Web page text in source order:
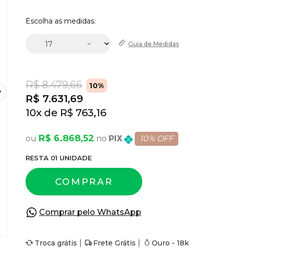
Escolha as medidas:
Guia de Medidas
R$ 8.479,66 10%
R$ 7.631,69
10x R$ 763,16
R$ 6.868,52 PIX 10% OFF
RESTA 01 UNIDADE
COMPRAR
Comprar pelo WhatsApp
Troca grátis Frete Grátis Ouro - 18k